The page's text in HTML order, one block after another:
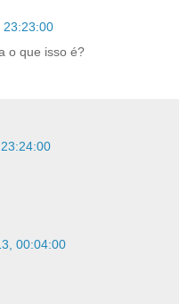
23:23:00
o que isso é?
00:04:00